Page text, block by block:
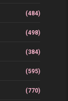
(484)
(498)
(384)
(595)
(770)